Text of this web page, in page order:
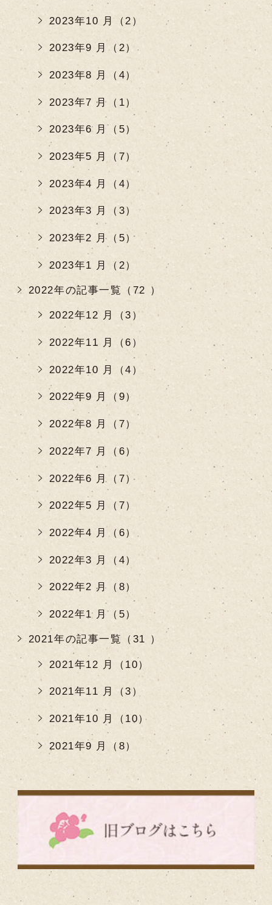
2023年10 月（2）
2023年9 月（2）
2023年8 月（4）
2023年7 月（1）
2023年6 月（5）
2023年5 月（7）
2023年4 月（4）
2023年3 月（3）
2023年2 月（5）
2023年1 月（2）
2022年の記事一覧（72 ）
2022年12 月（3）
2022年11 月（6）
2022年10 月（4）
2022年9 月（9）
2022年8 月（7）
2022年7 月（6）
2022年6 月（7）
2022年5 月（7）
2022年4 月（6）
2022年3 月（4）
2022年2 月（8）
2022年1 月（5）
2021年の記事一覧（31 ）
2021年12 月（10）
2021年11 月（3）
2021年10 月（10）
2021年9 月（8）